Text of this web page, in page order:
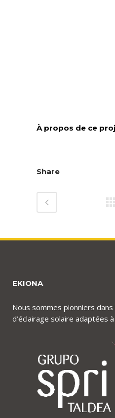
À propos de ce
Share
EKIONA
Nous sommes pionniers
d’éclairage solaire adaptées